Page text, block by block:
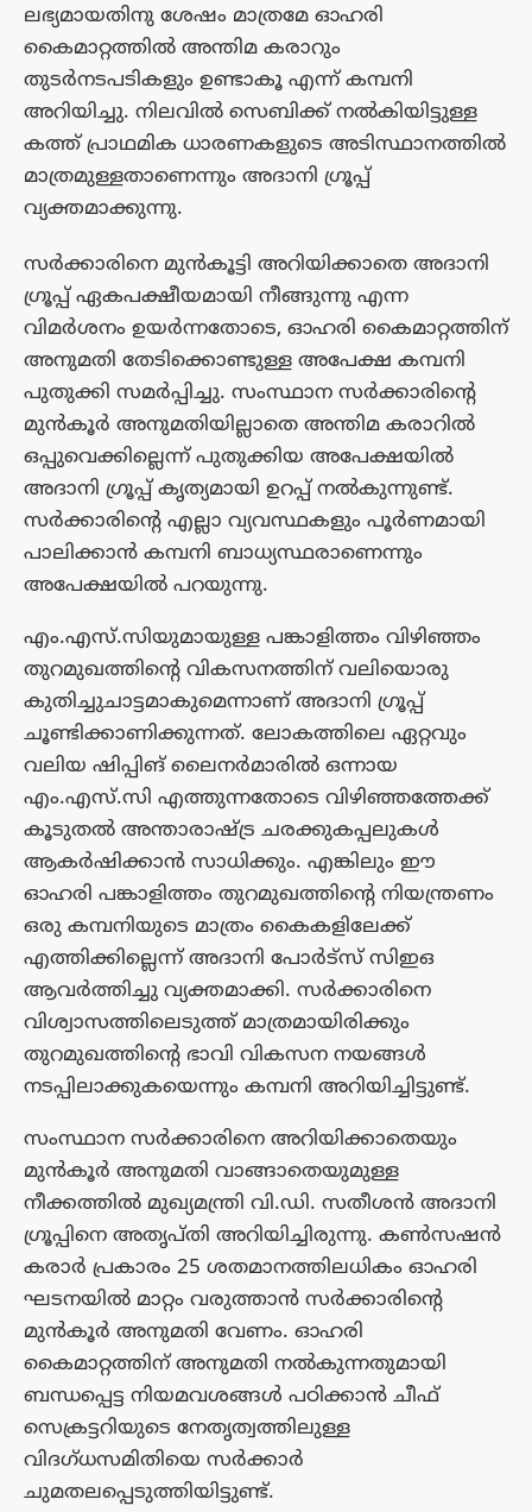
ലഭ്യമായതിനു ശേഷം മാത്രമേ ഓഹരി
കൈമാറ്റത്തിൽ അന്തിമ കരാറും
തുടർനടപടികളും ഉണ്ടാകൂ എന്ന് കമ്പനി
അറിയിച്ചു. നിലവിൽ സെബിക്ക് നൽകിയിട്ടുള്ള
കത്ത് പ്രാഥമിക ധാരണകളുടെ അടിസ്ഥാനത്തിൽ
മാത്രമുള്ളതാണെന്നും അദാനി ഗ്രൂപ്പ്
വ്യക്തമാക്കുന്നു.
സർക്കാരിനെ മുൻകൂട്ടി അറിയിക്കാതെ അദാനി
ഗ്രൂപ്പ് ഏകപക്ഷീയമായി നീങ്ങുന്നു എന്ന
വിമർശനം ഉയർന്നതോടെ, ഓഹരി കൈമാറ്റത്തിന്
അനുമതി തേടിക്കൊണ്ടുള്ള അപേക്ഷ കമ്പനി
പുതുക്കി സമർപ്പിച്ചു. സംസ്ഥാന സർക്കാരിൻ്റെ
മുൻകൂർ അനുമതിയില്ലാതെ അന്തിമ കരാറിൽ
ഒപ്പുവെക്കില്ലെന്ന് പുതുക്കിയ അപേക്ഷയിൽ
അദാനി ഗ്രൂപ്പ് കൃത്യമായി ഉറപ്പ് നൽകുന്നുണ്ട്.
സർക്കാരിൻ്റെ എല്ലാ വ്യവസ്ഥകളും പൂർണമായി
പാലിക്കാൻ കമ്പനി ബാധ്യസ്ഥരാണെന്നും
അപേക്ഷയിൽ പറയുന്നു.
എം.എസ്.സിയുമായുള്ള പങ്കാളിത്തം വിഴിഞ്ഞം
തുറമുഖത്തിൻ്റെ വികസനത്തിന് വലിയൊരു
കുതിച്ചുചാട്ടമാകുമെന്നാണ് അദാനി ഗ്രൂപ്പ്
ചൂണ്ടിക്കാണിക്കുന്നത്. ലോകത്തിലെ ഏറ്റവും
വലിയ ഷിപ്പിങ് ലൈനർമാരിൽ ഒന്നായ
എം.എസ്.സി എത്തുന്നതോടെ വിഴിഞ്ഞത്തേക്ക്
കൂടുതൽ അന്താരാഷ്ട്ര ചരക്കുകപ്പലുകൾ
ആകർഷിക്കാൻ സാധിക്കും. എങ്കിലും ഈ
ഓഹരി പങ്കാളിത്തം തുറമുഖത്തിൻ്റെ നിയന്ത്രണം
ഒരു കമ്പനിയുടെ മാത്രം കൈകളിലേക്ക്
എത്തിക്കില്ലെന്ന് അദാനി പോർട്‌സ് സിഇഒ
ആവർത്തിച്ചു വ്യക്തമാക്കി. സർക്കാരിനെ
വിശ്വാസത്തിലെടുത്ത് മാത്രമായിരിക്കും
തുറമുഖത്തിൻ്റെ ഭാവി വികസന നയങ്ങൾ
നടപ്പിലാക്കുകയെന്നും കമ്പനി അറിയിച്ചിട്ടുണ്ട്.
സംസ്ഥാന സർക്കാരിനെ അറിയിക്കാതെയും
മുൻകൂർ അനുമതി വാങ്ങാതെയുമുള്ള
നീക്കത്തിൽ മുഖ്യമന്ത്രി വി.ഡി. സതീശൻ അദാനി
ഗ്രൂപ്പിനെ അതൃപ്തി അറിയിച്ചിരുന്നു. കൺസഷൻ
കരാർ പ്രകാരം 25 ശതമാനത്തിലധികം ഓഹരി
ഘടനയിൽ മാറ്റം വരുത്താൻ സർക്കാരിന്റെ
മുൻകൂർ അനുമതി വേണം. ഓഹരി
കൈമാറ്റത്തിന് അനുമതി നൽകുന്നതുമായി
ബന്ധപ്പെട്ട നിയമവശങ്ങൾ പഠിക്കാൻ ചീഫ്
സെക്രട്ടറിയുടെ നേതൃത്വത്തിലുള്ള
വിദഗ്ധസമിതിയെ സർക്കാർ
ചുമതലപ്പെടുത്തിയിട്ടുണ്ട്.